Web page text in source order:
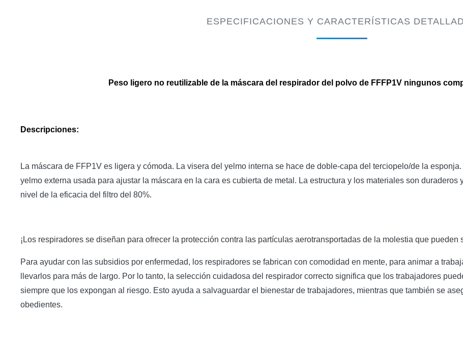
ESPECIFICACIONES Y CARACTERÍSTICAS
Peso ligero no reutilizable de la máscara del respirador del polvo de FFFP1V ningunos
Descripciones:
La máscara de FFP1V es ligera y cómoda. La visera del yelmo interna se hace de doble-capa del terciopelo/de la
yelmo externa usada para ajustar la máscara en la cara es cubierta de metal. La estructura y los materiales son
nivel de la eficacia del filtro del 80%.
¡Los respiradores se diseñan para ofrecer la protección contra las partículas aerotransportadas de la molestia que pueden
Para ayudar con las subsidios por enfermedad, los respiradores se fabrican con comodidad en mente, para animar a
llevarlos para más de largo. Por lo tanto, la selección cuidadosa del respirador correcto significa que los trabajadores
siempre que los expongan al riesgo. Esto ayuda a salvaguardar el bienestar de trabajadores, mientras que también se
obedientes.